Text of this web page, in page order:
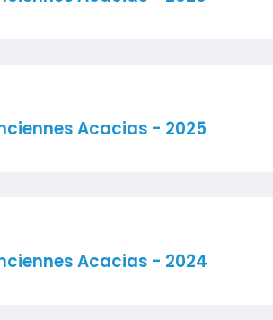
Acacias - 2025
Acacias - 2024